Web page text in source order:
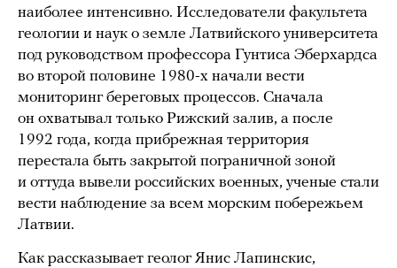
наиболее интенсивно. Исследователи факультета
геологии и наук о земле Латвийского университета
под руководством профессора Гунтиса Эберхардcа
во второй половине 1980-х начали вести
мониторинг береговых процессов. Сначала
он охватывал только Рижский залив, а после
1992 года, когда прибрежная территория
перестала быть закрытой пограничной зоной
и оттуда вывели российских военных, ученые стали
вести наблюдение за всем морским побережьем
Латвии.
Как рассказывает геолог Янис Лапинскис,